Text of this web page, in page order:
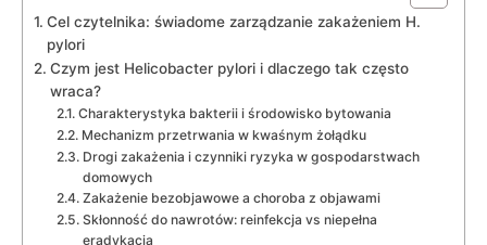
Cel czytelnika: świadome zarządzanie zakażeniem H.
pylori
Czym jest Helicobacter pylori i dlaczego tak często
wraca?
Charakterystyka bakterii i środowisko bytowania
Mechanizm przetrwania w kwaśnym żołądku
Drogi zakażenia i czynniki ryzyka w gospodarstwach
domowych
Zakażenie bezobjawowe a choroba z objawami
Skłonność do nawrotów: reinfekcja vs niepełna
eradykacja